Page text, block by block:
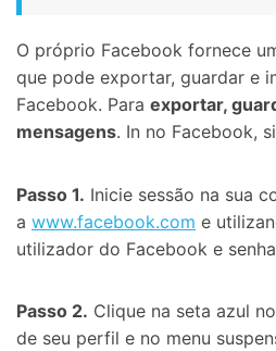
O próprio Facebook fornece
que pode exportar, guardar e
Facebook. Para exportar,
mensagens. In no Facebook,
Passo 1. Inicie sessão na sua
a www.facebook.com e
utilizador do Facebook e
Passo 2. Clique na seta azul
de seu perfil e no menu